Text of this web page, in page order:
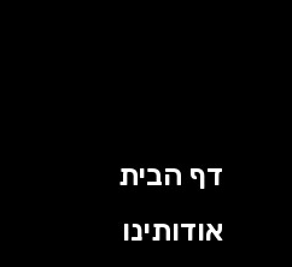
דף הבית
אודותינו